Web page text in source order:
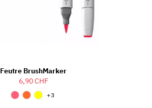
Feutre BrushMarker
6,90 CHF
+3